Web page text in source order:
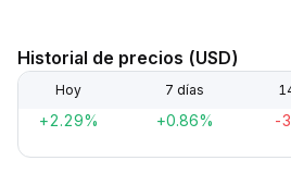
Historial de precios (USD)
Hoy 7 días
+2.29% +0.86% -